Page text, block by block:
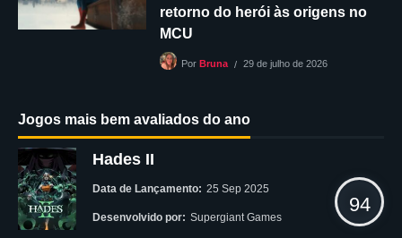
retorno do herói às origens no
MCU
Por Bruna 29 de julho de 2026
Jogos mais bem avaliados do ano
Hades II
Data de Lançamento: 25 Sep 2025
Desenvolvido por: Supergiant Games
94